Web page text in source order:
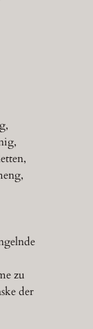
zu
der